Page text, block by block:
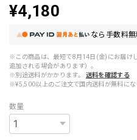
¥4,180
なら 手数料
※この商品は、最短で8月14日(金)にお届け
追加される場合があります）。
※別途送料がかかります。
送料を確認する
※¥5,500以上のご注文で国内送料が無料にな
数量